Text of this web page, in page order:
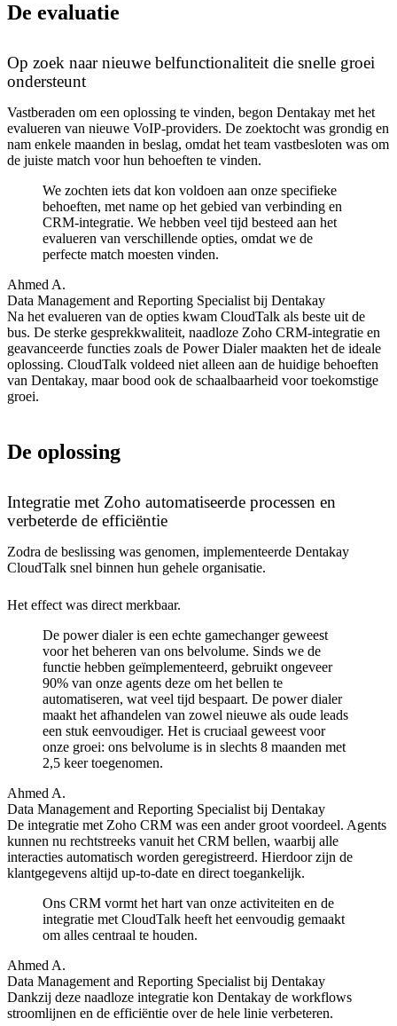
De evaluatie
Op zoek naar nieuwe belfunctionaliteit die snelle groei
ondersteunt
Vastberaden om een oplossing te vinden, begon Dentakay met het
evalueren van nieuwe VoIP-providers. De zoektocht was grondig en
nam enkele maanden in beslag, omdat het team vastbesloten was om
de juiste match voor hun behoeften te vinden.
We zochten iets dat kon voldoen aan onze specifieke
behoeften, met name op het gebied van verbinding en
CRM-integratie. We hebben veel tijd besteed aan het
evalueren van verschillende opties, omdat we de
perfecte match moesten vinden.
Ahmed A.
Data Management and Reporting Specialist bij Dentakay
Na het evalueren van de opties kwam CloudTalk als beste uit de
bus. De sterke gesprekkwaliteit, naadloze Zoho CRM-integratie en
geavanceerde functies zoals de Power Dialer maakten het de ideale
oplossing. CloudTalk voldeed niet alleen aan de huidige behoeften
van Dentakay, maar bood ook de schaalbaarheid voor toekomstige
groei.
De oplossing
Integratie met Zoho automatiseerde processen en
verbeterde de efficiëntie
Zodra de beslissing was genomen, implementeerde Dentakay
CloudTalk snel binnen hun gehele organisatie.
Het effect was direct merkbaar.
De power dialer is een echte gamechanger geweest
voor het beheren van ons belvolume. Sinds we de
functie hebben geïmplementeerd, gebruikt ongeveer
90% van onze agents deze om het bellen te
automatiseren, wat veel tijd bespaart. De power dialer
maakt het afhandelen van zowel nieuwe als oude leads
een stuk eenvoudiger. Het is cruciaal geweest voor
onze groei: ons belvolume is in slechts 8 maanden met
2,5 keer toegenomen.
Ahmed A.
Data Management and Reporting Specialist bij Dentakay
De integratie met Zoho CRM was een ander groot voordeel. Agents
kunnen nu rechtstreeks vanuit het CRM bellen, waarbij alle
interacties automatisch worden geregistreerd. Hierdoor zijn de
klantgegevens altijd up-to-date en direct toegankelijk.
Ons CRM vormt het hart van onze activiteiten en de
integratie met CloudTalk heeft het eenvoudig gemaakt
om alles centraal te houden.
Ahmed A.
Data Management and Reporting Specialist bij Dentakay
Dankzij deze naadloze integratie kon Dentakay de workflows
stroomlijnen en de efficiëntie over de hele linie verbeteren.